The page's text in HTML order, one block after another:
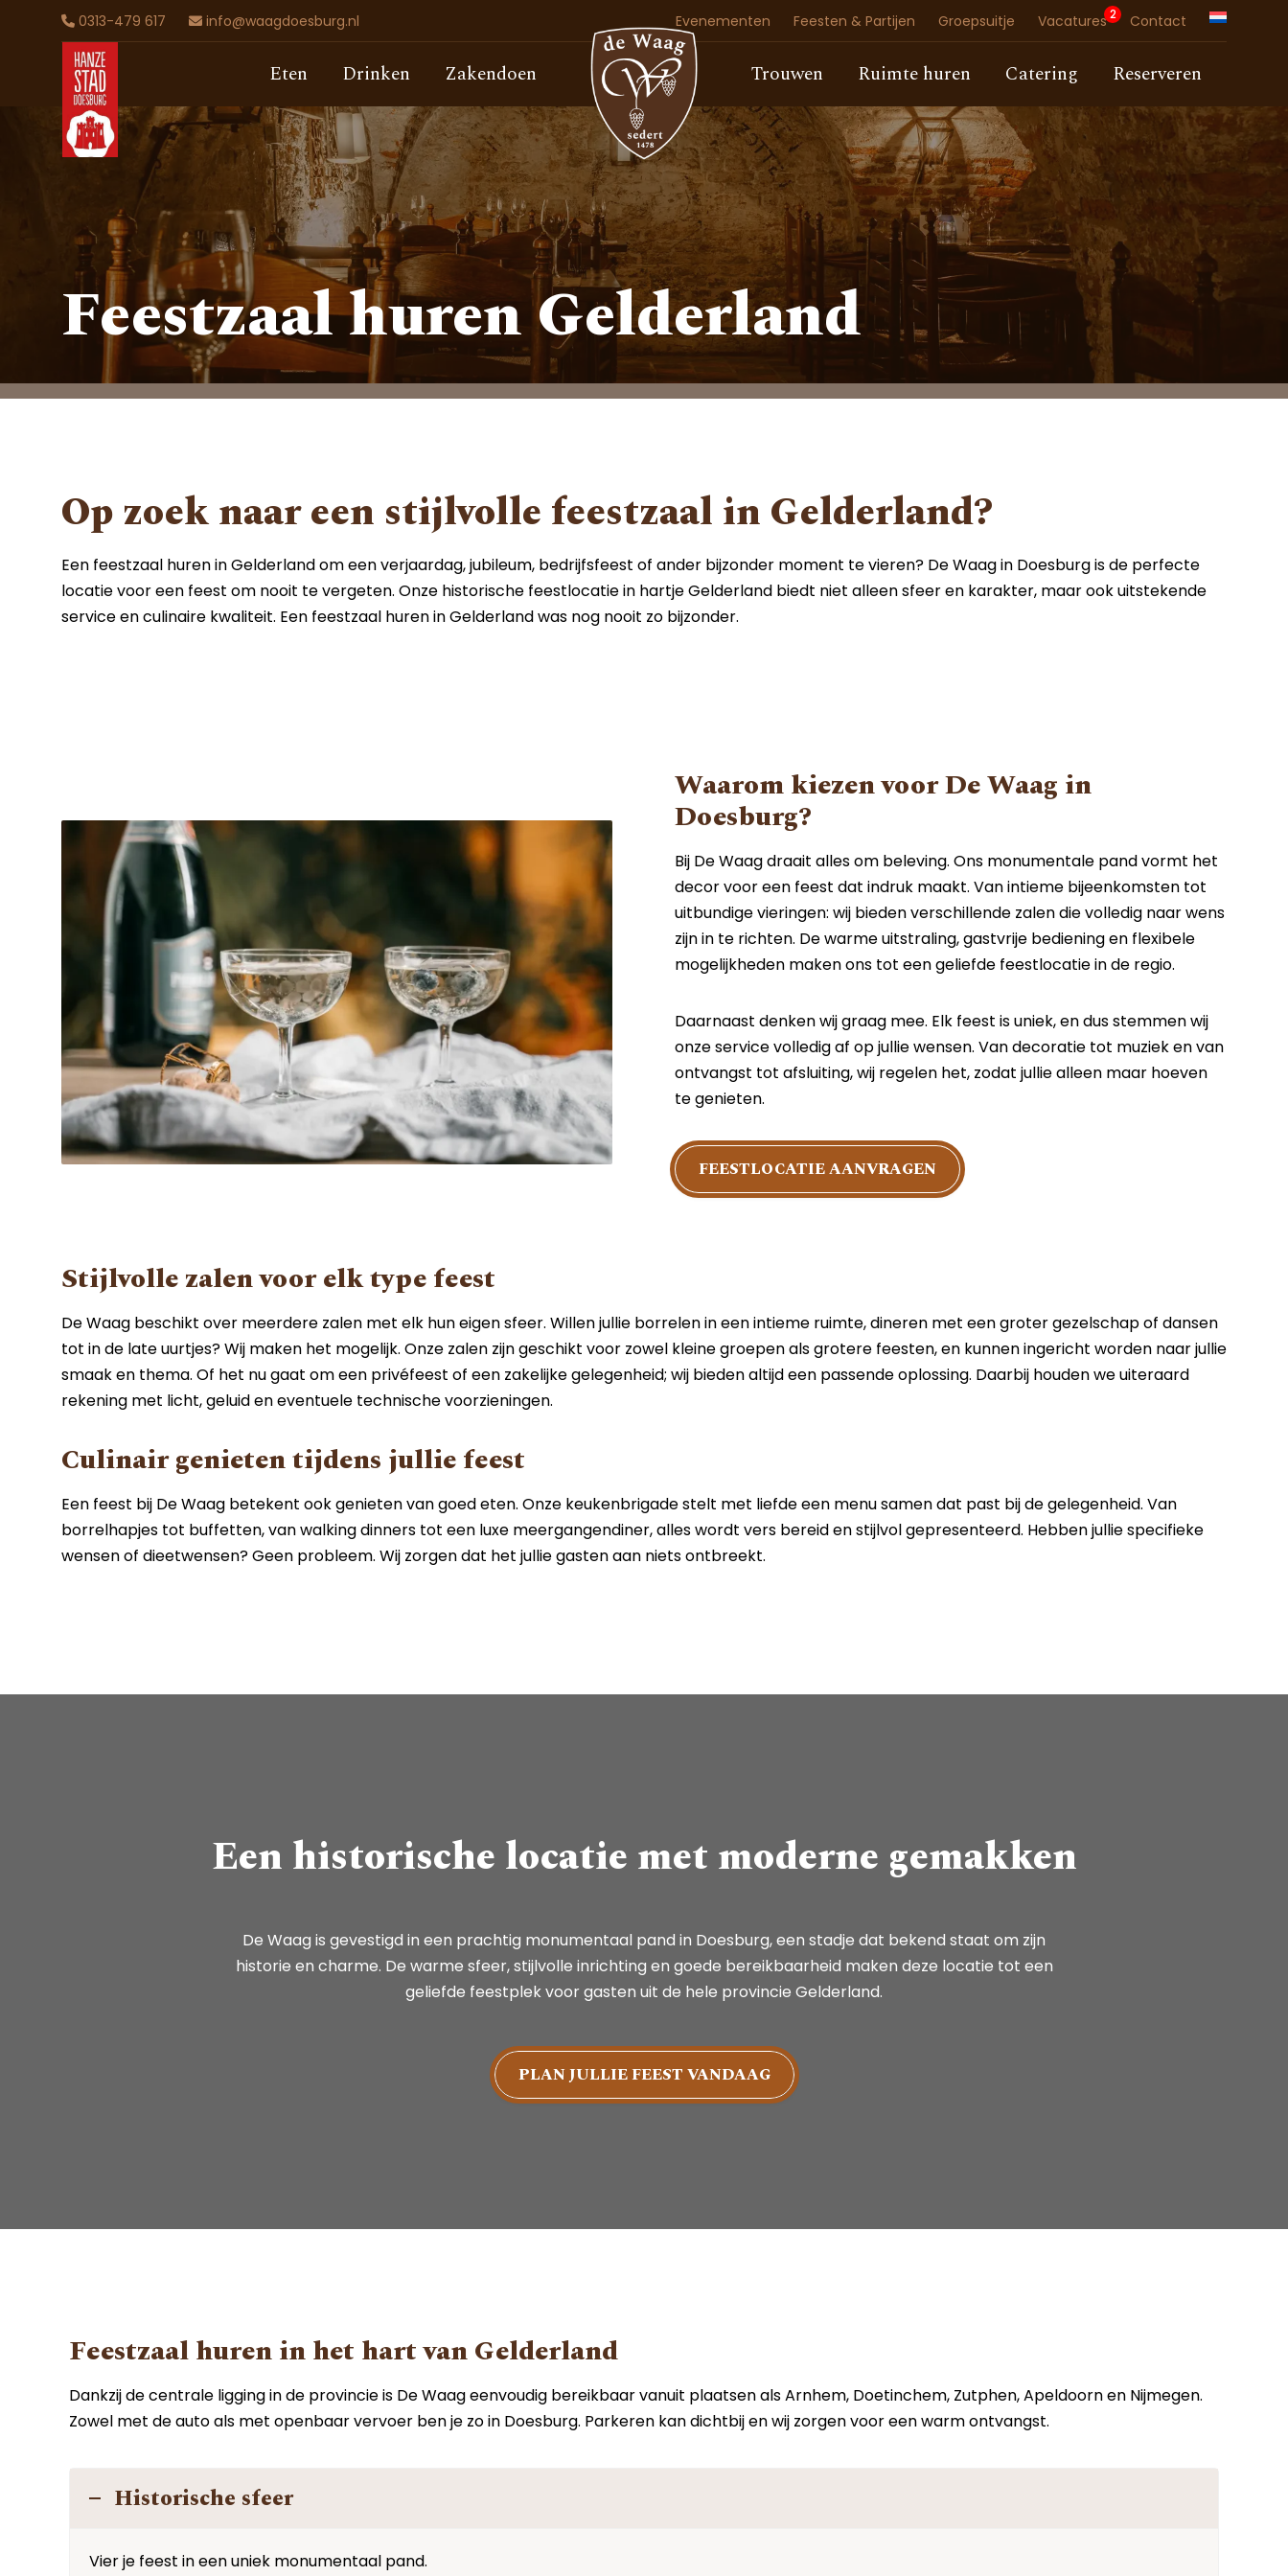
0313-479 617 info@waagdoesburg.nl Evenementen Feesten & Partijen Groepsuitje Vacatures2 Contact
Eten Drinken Zakendoen Trouwen Ruimte huren Catering Reserveren
Feestzaal huren Gelderland
Op zoek naar een stijlvolle feestzaal in Gelderland?
Een feestzaal huren in Gelderland om een verjaardag, jubileum, bedrijfsfeest of ander bijzonder moment te vieren? De Waag in Doesburg is de perfecte
locatie voor een feest om nooit te vergeten. Onze historische feestlocatie in hartje Gelderland biedt niet alleen sfeer en karakter, maar ook uitstekende
service en culinaire kwaliteit. Een feestzaal huren in Gelderland was nog nooit zo bijzonder.
Waarom kiezen voor De Waag in
Doesburg?
Bij De Waag draait alles om beleving. Ons monumentale pand vormt het
decor voor een feest dat indruk maakt. Van intieme bijeenkomsten tot
uitbundige vieringen: wij bieden verschillende zalen die volledig naar wens
zijn in te richten. De warme uitstraling, gastvrije bediening en flexibele
mogelijkheden maken ons tot een geliefde feestlocatie in de regio.
Daarnaast denken wij graag mee. Elk feest is uniek, en dus stemmen wij
onze service volledig af op jullie wensen. Van decoratie tot muziek en van
ontvangst tot afsluiting, wij regelen het, zodat jullie alleen maar hoeven
te genieten.
FEESTLOCATIE AANVRAGEN
Stijlvolle zalen voor elk type feest
De Waag beschikt over meerdere zalen met elk hun eigen sfeer. Willen jullie borrelen in een intieme ruimte, dineren met een groter gezelschap of dansen
tot in de late uurtjes? Wij maken het mogelijk. Onze zalen zijn geschikt voor zowel kleine groepen als grotere feesten, en kunnen ingericht worden naar jullie
smaak en thema. Of het nu gaat om een privéfeest of een zakelijke gelegenheid; wij bieden altijd een passende oplossing. Daarbij houden we uiteraard
rekening met licht, geluid en eventuele technische voorzieningen.
Culinair genieten tijdens jullie feest
Een feest bij De Waag betekent ook genieten van goed eten. Onze keukenbrigade stelt met liefde een menu samen dat past bij de gelegenheid. Van
borrelhapjes tot buffetten, van walking dinners tot een luxe meergangendiner, alles wordt vers bereid en stijlvol gepresenteerd. Hebben jullie specifieke
wensen of dieetwensen? Geen probleem. Wij zorgen dat het jullie gasten aan niets ontbreekt.
Een historische locatie met moderne gemakken
De Waag is gevestigd in een prachtig monumentaal pand in Doesburg, een stadje dat bekend staat om zijn
historie en charme. De warme sfeer, stijlvolle inrichting en goede bereikbaarheid maken deze locatie tot een
geliefde feestplek voor gasten uit de hele provincie Gelderland.
PLAN JULLIE FEEST VANDAAG
Feestzaal huren in het hart van Gelderland
Dankzij de centrale ligging in de provincie is De Waag eenvoudig bereikbaar vanuit plaatsen als Arnhem, Doetinchem, Zutphen, Apeldoorn en Nijmegen.
Zowel met de auto als met openbaar vervoer ben je zo in Doesburg. Parkeren kan dichtbij en wij zorgen voor een warm ontvangst.
Historische sfeer
Vier je feest in een uniek monumentaal pand.